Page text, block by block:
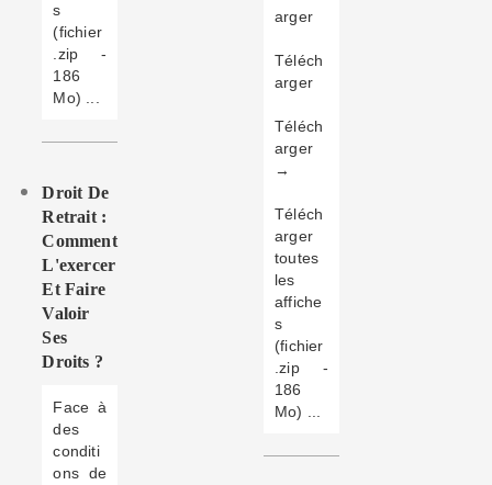
s
(fichier
.zip -
186
Mo) ...
Droit De
Retrait :
Comment
L'exercer
Et Faire
Valoir
Ses
Droits ?
Face à
des
conditi
ons de
arger
Téléch
arger
Téléch
arger
→
Téléch
arger
toutes
les
affiche
s
(fichier
.zip -
186
Mo) ...